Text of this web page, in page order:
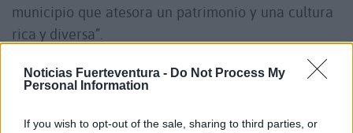
Noticias Fuerteventura - Do Not Process My
Personal Information
If you wish to opt-out of the sale, sharing to third parties, or
municipio que atesora un patrimonio y una cultura
rica y diversa”.
El Ayuntamiento de La Oliva pone en valor su
de generaciones de representantes públicos y del